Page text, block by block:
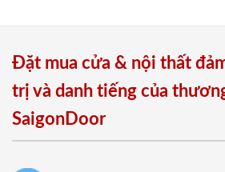
Đặt mua cửa & nội thất
trị và danh tiếng của
SaigonDoor